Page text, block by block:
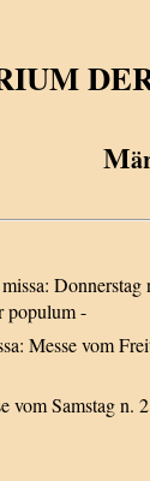
M
populum -
Messe vom
vom Samstag